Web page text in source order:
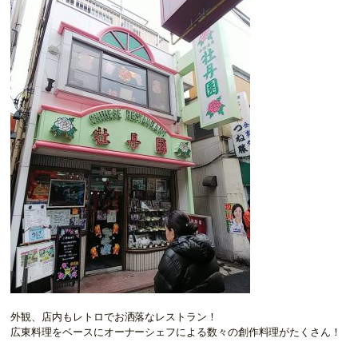
外観、店内もレトロでお洒落なレストラン！
広東料理をベースにオーナーシェフによる数々の創作料理がたくさん！